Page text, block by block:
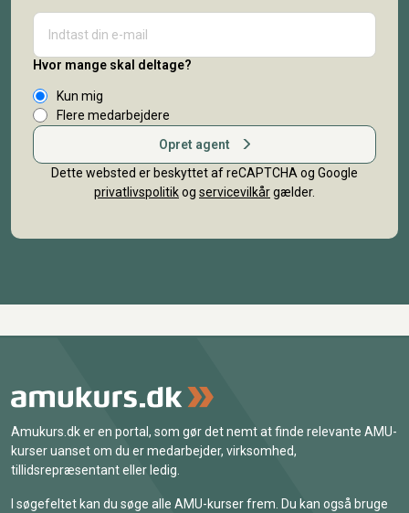
Hvor mange skal deltage?
Kun mig
Flere medarbejdere
Opret agent
Dette websted er beskyttet af reCAPTCHA og Google
privatlivspolitikog servicevilkårgælder.
Amukurs.dk er en portal, som gør det nemt at finde relevante AMU-
kurser uanset om du er medarbejder, virksomhed,
tillidsrepræsentant eller ledig.
I søgefeltet kan du søge alle AMU-kurser frem. Du kan også bruge